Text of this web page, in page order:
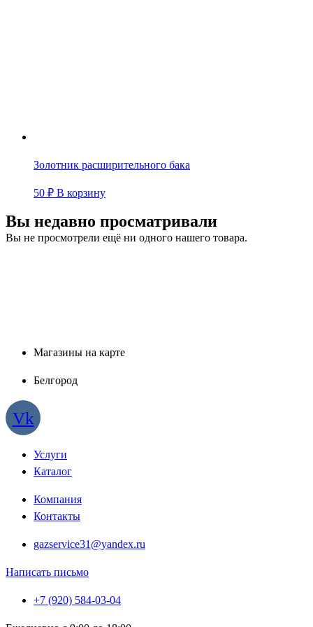
Золотник расширительного бака
50 ₽ В корзину
Вы недавно просматривали
Вы не просмотрели ещё ни одного нашего товара.
Магазины на карте
Белгород
Vk
Услуги
Каталог
Компания
Контакты
gazservice31@yandex.ru
Написать письмо
+7 (920) 584-03-04